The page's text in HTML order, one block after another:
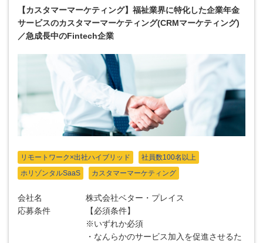
【カスタマーマーケティング】福祉業界に特化した企業年金
サービスのカスタマーマーケティング(CRMマーケティング)
／急成長中のFintech企業
リモートワーク×出社ハイブリッド
社員数100名以上
ホリゾンタルSaaS
カスタマーマーケティング
会社名
株式会社ベター・プレイス
応募条件
【必須条件】
※いずれか必須
・なんらかのサービス加入を促進させるた